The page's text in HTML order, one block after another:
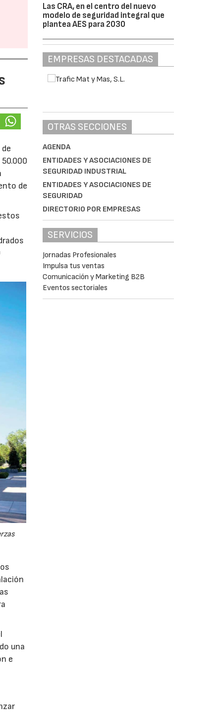
de
una
e
Las CRA, en el centro del nuevo
modelo de seguridad integral que
plantea AES para 2030
EMPRESAS DESTACADAS
OTRAS SECCIONES
AGENDA
ENTIDADES Y ASOCIACIONES DE
SEGURIDAD INDUSTRIAL
ENTIDADES Y ASOCIACIONES DE
SEGURIDAD
DIRECTORIO POR EMPRESAS
SERVICIOS
Jornadas Profesionales
Impulsa tus ventas
Comunicación y Marketing B2B
Eventos sectoriales